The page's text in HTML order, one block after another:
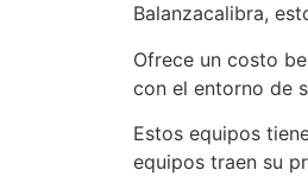
Balanzacalibra,
Ofrece un costo
con el entorno de
Estos equipos
equipos traen su